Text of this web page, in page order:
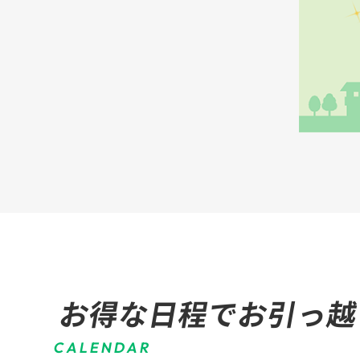
お得な日程でお引っ
CALENDAR